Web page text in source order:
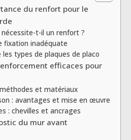
du renfort pour le
nécessite-t-il un renfort ?
fixation inadéquate
types de plaques de placo
efficaces pour
et matériaux
: avantages et mise en œuvre
: chevilles et ancrages
du mur avant